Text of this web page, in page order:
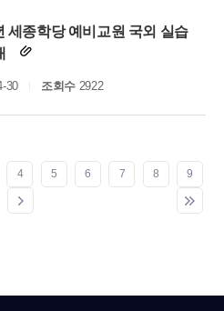
세종학당 예비교원 국외 실습
30 조회수2922
4 5 6 7 8 9